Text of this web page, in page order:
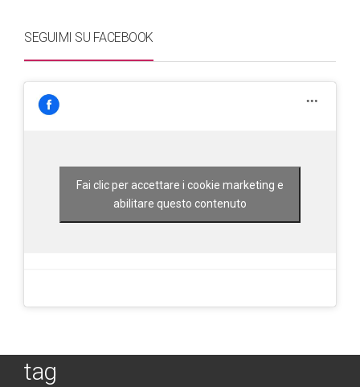
SEGUIMI SU FACEBOOK
Fai clic per accettare i cookie marketing e
abilitare questo contenuto
tag